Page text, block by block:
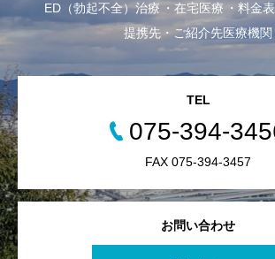
ED（勃起不全）治療
在宅医療 料金表
提携先・ご紹介先医療機関
お問い合わせ
TEL
075-394-
FAX 075-394-3457